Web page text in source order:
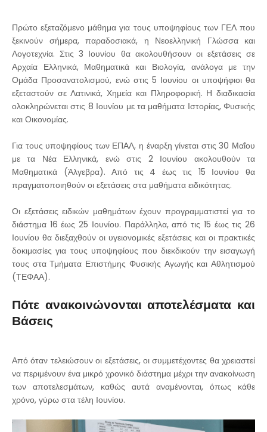
Πρώτο εξεταζόμενο μάθημα για τους υποψηφίους των ΓΕΛ που
ξεκινούν σήμερα, παραδοσιακά, η Νεοελληνική Γλώσσα και
Λογοτεχνία. Στις 3 Ιουνίου θα ακολουθήσουν οι εξετάσεις σε
Αρχαία Ελληνικά, Μαθηματικά και Βιολογία, ανάλογα με την
Ομάδα Προσανατολισμού, ενώ στις 5 Ιουνίου οι υποψήφιοι θα
εξεταστούν σε Λατινικά, Χημεία και Πληροφορική. Η διαδικασία
ολοκληρώνεται στις 8 Ιουνίου με τα μαθήματα Ιστορίας, Φυσικής
και Οικονομίας.
Για τους υποψηφίους των ΕΠΑΛ, η έναρξη γίνεται στις 30 Μαΐου
με τα Νέα Ελληνικά, ενώ στις 2 Ιουνίου ακολουθούν τα
Μαθηματικά (Άλγεβρα). Από τις 4 έως τις 15 Ιουνίου θα
πραγματοποιηθούν οι εξετάσεις στα μαθήματα ειδικότητας.
Οι εξετάσεις ειδικών μαθημάτων έχουν προγραμματιστεί για το
διάστημα 16 έως 25 Ιουνίου. Παράλληλα, από τις 15 έως τις 26
Ιουνίου θα διεξαχθούν οι υγειονομικές εξετάσεις και οι πρακτικές
δοκιμασίες για τους υποψηφίους που διεκδικούν την εισαγωγή
τους στα Τμήματα Επιστήμης Φυσικής Αγωγής και Αθλητισμού
(ΤΕΦΑΑ).
Πότε ανακοινώνονται αποτελέσματα και
Βάσεις
Από όταν τελειώσουν οι εξετάσεις, οι συμμετέχοντες θα χρειαστεί
να περιμένουν ένα μικρό χρονικό διάστημα μέχρι την ανακοίνωση
των αποτελεσμάτων, καθώς αυτά αναμένονται, όπως κάθε
χρόνο, γύρω στα τέλη Ιουνίου.